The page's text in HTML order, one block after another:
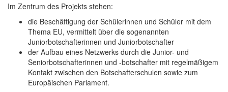
Im Zentrum des Projekts stehen:
die Beschäftigung der Schülerinnen und Schüler mit dem
Thema EU, vermittelt über die sogenannten
Juniorbotschafterinnen und Juniorbotschafter
der Aufbau eines Netzwerks durch die Junior- und
Seniorbotschafterinnen und -botschafter mit regelmäßigem
Kontakt zwischen den Botschafterschulen sowie zum
Europäischen Parlament.